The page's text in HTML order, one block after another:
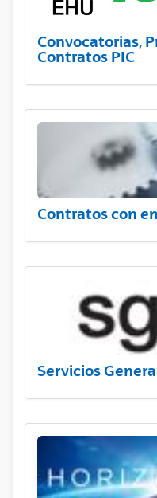
Convocatorias,
Contratos PIC
Contratos con
Servicios